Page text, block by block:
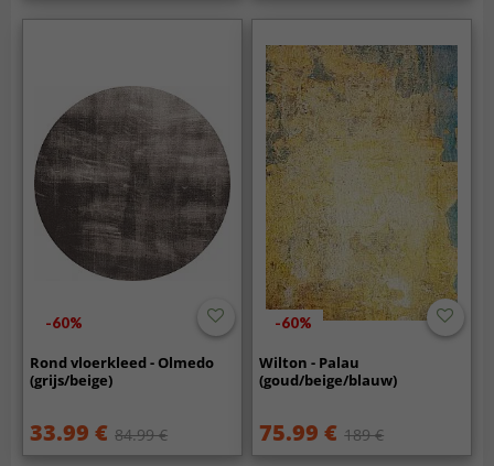
-60%
Rond vloerkleed - Olmedo
(grijs/beige)
33.99 € 84.99 €
-60%
Wilton - Palau
(goud/beige/blauw)
75.99 € 189 €